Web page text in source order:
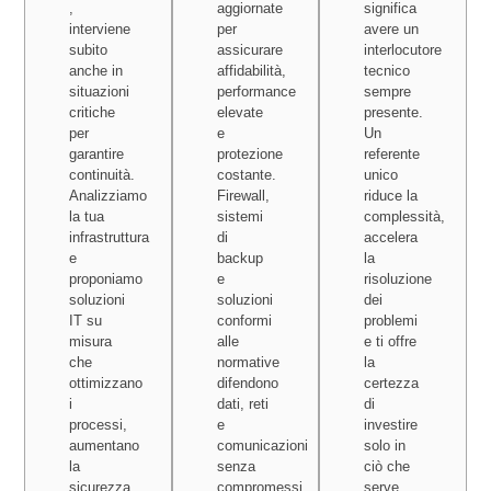
interviene
subito
anche in
situazioni
critiche
per
garantire
continuità.
Analizziamo
la tua
infrastruttura
e
proponiamo
soluzioni
IT su
misura
che
ottimizzano
i
processi,
aumentano
la
sicurezza
aggiornate
per
assicurare
affidabilità,
performance
elevate
e
protezione
costante.
Firewall,
sistemi
di
backup
e
soluzioni
conformi
alle
normative
difendono
dati, reti
e
comunicazioni
senza
compromessi.
significa
avere un
interlocutore
tecnico
sempre
presente.
Un
referente
unico
riduce la
complessità,
accelera
la
risoluzione
dei
problemi
e ti offre
la
certezza
di
investire
solo in
ciò che
serve